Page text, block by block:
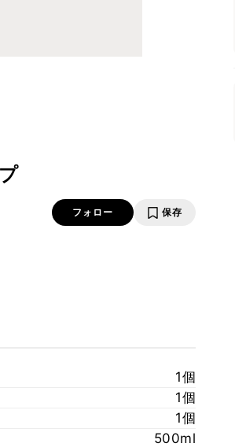
フォロー 保存
1個
1個
1個
500ml